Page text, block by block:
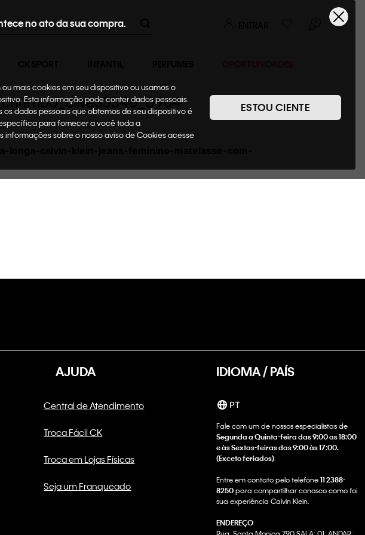
no ato da sua compra.
mais cookies em seu dispositivo ou usamos o
Esta informação pode conter dados pessoais.
dados pessoais que obtemos de seu dispositivo é
para fornecer a você toda a
sobre o nosso aviso de Cookies acesse
ESTOU CIENTE
AJUDA
Central de Atendimento
Troca Fácil CK
Troca em Lojas Físicas
Seja um Franqueado
IDIOMA / PAÍS
PT
Fale com um de nossos especialistas de
Segunda a Quinta-feira das 9:00 as 18:00
e às Sextas-feiras das 9:00 às 17:00.
(Exceto feriados)
Entre em contato pelo telefone11 2388-
8250para compartilhar conosco como foi
sua experiência Calvin Klein.
ENDEREÇO